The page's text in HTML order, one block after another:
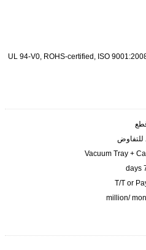
UL 94-V0, ROHS-certified, ISO
للتفاوض
Vacuum Tray +
T/T or